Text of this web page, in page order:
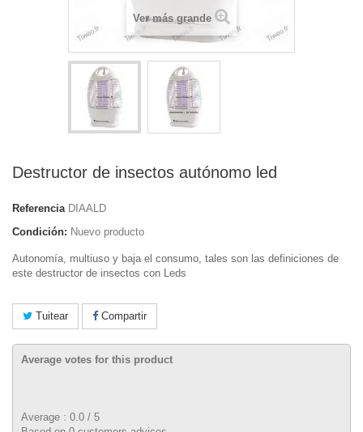
Ver más grande
Destructor de insectos autónomo led
Referencia DIAALD
Condición: Nuevo producto
Autonomía, multiuso y baja el consumo, tales son las definiciones de
este destructor de insectos con Leds
Tuitear Compartir
Average votes for this product
Average : 0.0 / 5